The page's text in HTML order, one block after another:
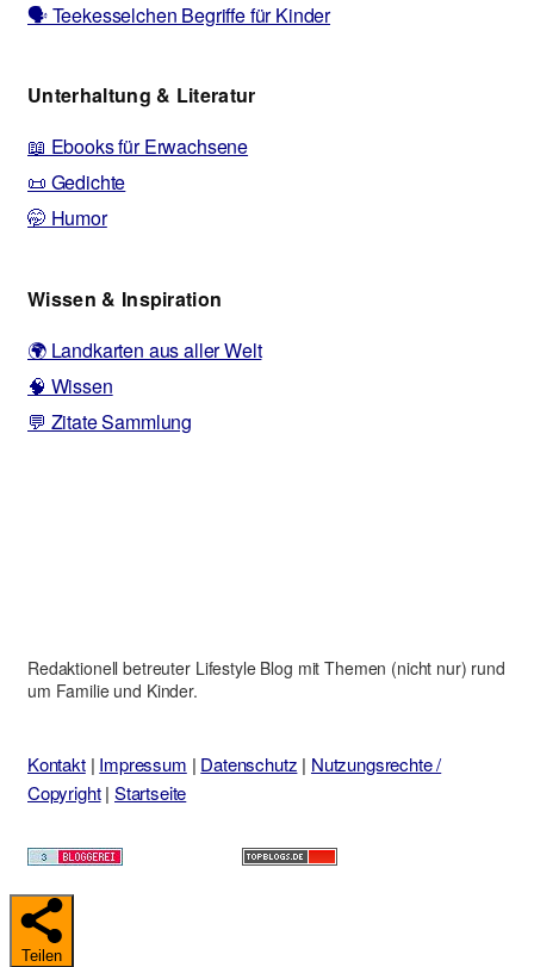
🗣️ Teekesselchen Begriffe für Kinder
Unterhaltung & Literatur
📖 Ebooks für Erwachsene
📜 Gedichte
🤭 Humor
Wissen & Inspiration
🌍 Landkarten aus aller Welt
🧠 Wissen
💬 Zitate Sammlung
Redaktionell betreuter Lifestyle Blog mit Themen (nicht nur) rund
um Familie und Kinder.
Kontakt| Impressum | Datenschutz | Nutzungsrechte /
Copyright| Startseite
Teilen